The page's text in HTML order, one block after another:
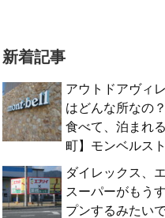
新着記事
アウトドアヴィ
はどんな所なの
食べて、泊まれ
町】モンベルス
ダイレックス、
スーパーがもう
プンするみたい